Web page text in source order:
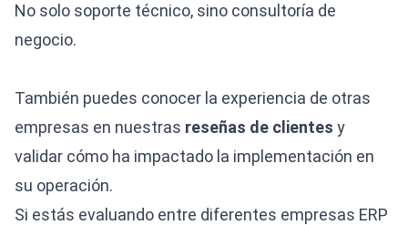
No solo soporte técnico, sino consultoría de
negocio.
También puedes conocer la experiencia de otras
empresas en nuestras reseñas de clientes y
validar cómo ha impactado la implementación en
su operación.
Si estás evaluando entre diferentes empresas ERP